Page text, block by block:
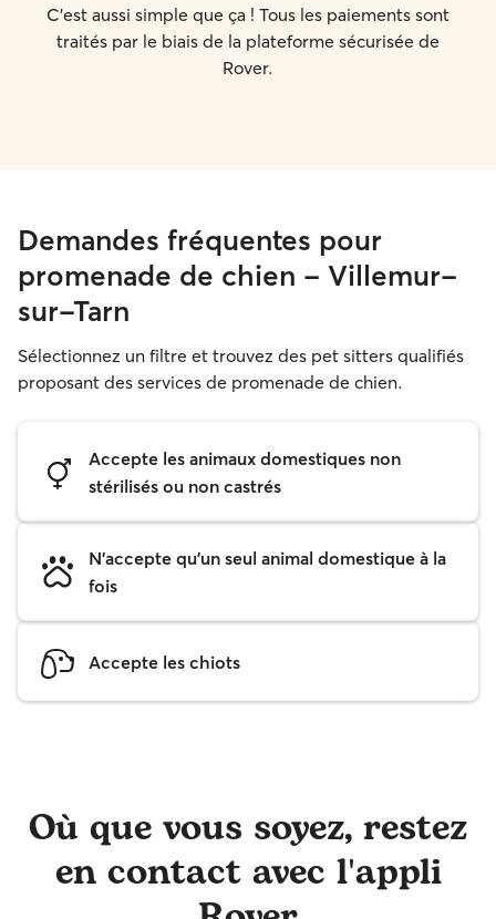
C'est aussi simple que ça ! Tous les paiements sont
traités par le biais de la plateforme sécurisée de
Rover.
Demandes fréquentes pour
promenade de chien - Villemur-
sur-Tarn
Sélectionnez un filtre et trouvez des pet sitters qualifiés
proposant des services de promenade de chien.
Accepte les animaux domestiques non
stérilisés ou non castrés
N'accepte qu'un seul animal domestique à la
fois
Accepte les chiots
Où que vous soyez, restez
en contact avec l'appli